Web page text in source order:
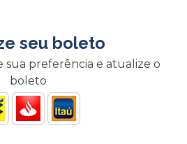
seu boleto
sua preferência e atualize o
boleto